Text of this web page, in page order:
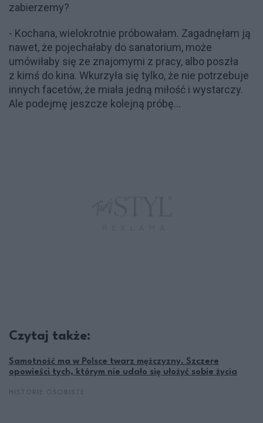
zabierzemy?
- Kochana, wielokrotnie próbowałam. Zagadnęłam ją
nawet, że pojechałaby do sanatorium, może
umówiłaby się ze znajomymi z pracy, albo poszła
z kimś do kina. Wkurzyła się tylko, że nie potrzebuje
innych facetów, że miała jedną miłość i wystarczy.
Ale podejmę jeszcze kolejną próbę...
Czytaj także:
Samotność ma w Polsce twarz mężczyzny. Szczere
opowieści tych, którym nie udało się ułożyć sobie życia